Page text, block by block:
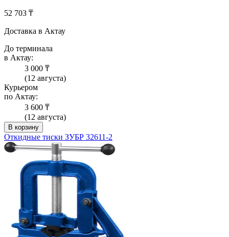
52 703 ₸
Доставка в Актау
До терминала
в Актау:
3 000 ₸
(12 августа)
Курьером
по Актау:
3 600 ₸
(12 августа)
В корзину
Откидные тиски ЗУБР 32611-2